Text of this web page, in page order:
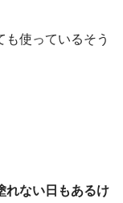
も使っているそう
れない日もあるけ